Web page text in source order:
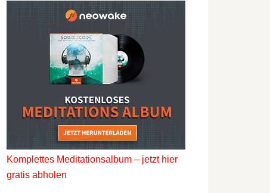
Komplettes Meditationsalbum – jetzt hier
gratis abholen